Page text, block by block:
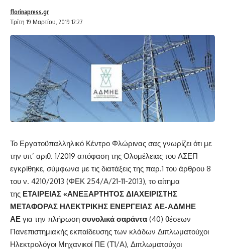
Τρίτη 19 Μαρτίου, 2019 12:27
florinapress.gr
Το Εργατοϋπαλληλικό Κέντρο Φλώρινας σας γνωρίζει ότι με
την υπ’ αριθ. 1/2019 απόφαση της Ολομέλειας του ΑΣΕΠ
εγκρίθηκε, σύμφωνα με τις διατάξεις της παρ.1 του άρθρου 8
του ν. 4210/2013 (ΦΕΚ 254/Α/21-11-2013), το αίτημα
της ΕΤΑΙΡΕΙΑΣ «ΑΝΕΞΑΡΤΗΤΟΣ ΔΙΑΧΕΙΡΙΣΤΗΣ
ΜΕΤΑΦΟΡΑΣ ΗΛΕΚΤΡΙΚΗΣ ΕΝΕΡΓΕΙΑΣ ΑΕ-ΑΔΜΗΕ
ΑΕ για την πλήρωση συνολικά σαράντα (40) θέσεων
Πανεπιστημιακής εκπαίδευσης των κλάδων Διπλωματούχοι
Ηλεκτρολόγοι Μηχανικοί ΠΕ (Τ1/Α), Διπλωματούχοι